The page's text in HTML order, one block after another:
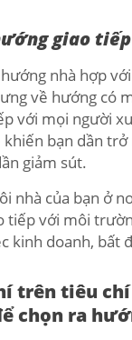
giao tiếp
nhà hợp
về hướng có
với mọi người
bạn dần trở
giảm sút.
nhà của bạn ở
tiếp với môi
kinh doanh, bất
trên tiêu
chọn ra